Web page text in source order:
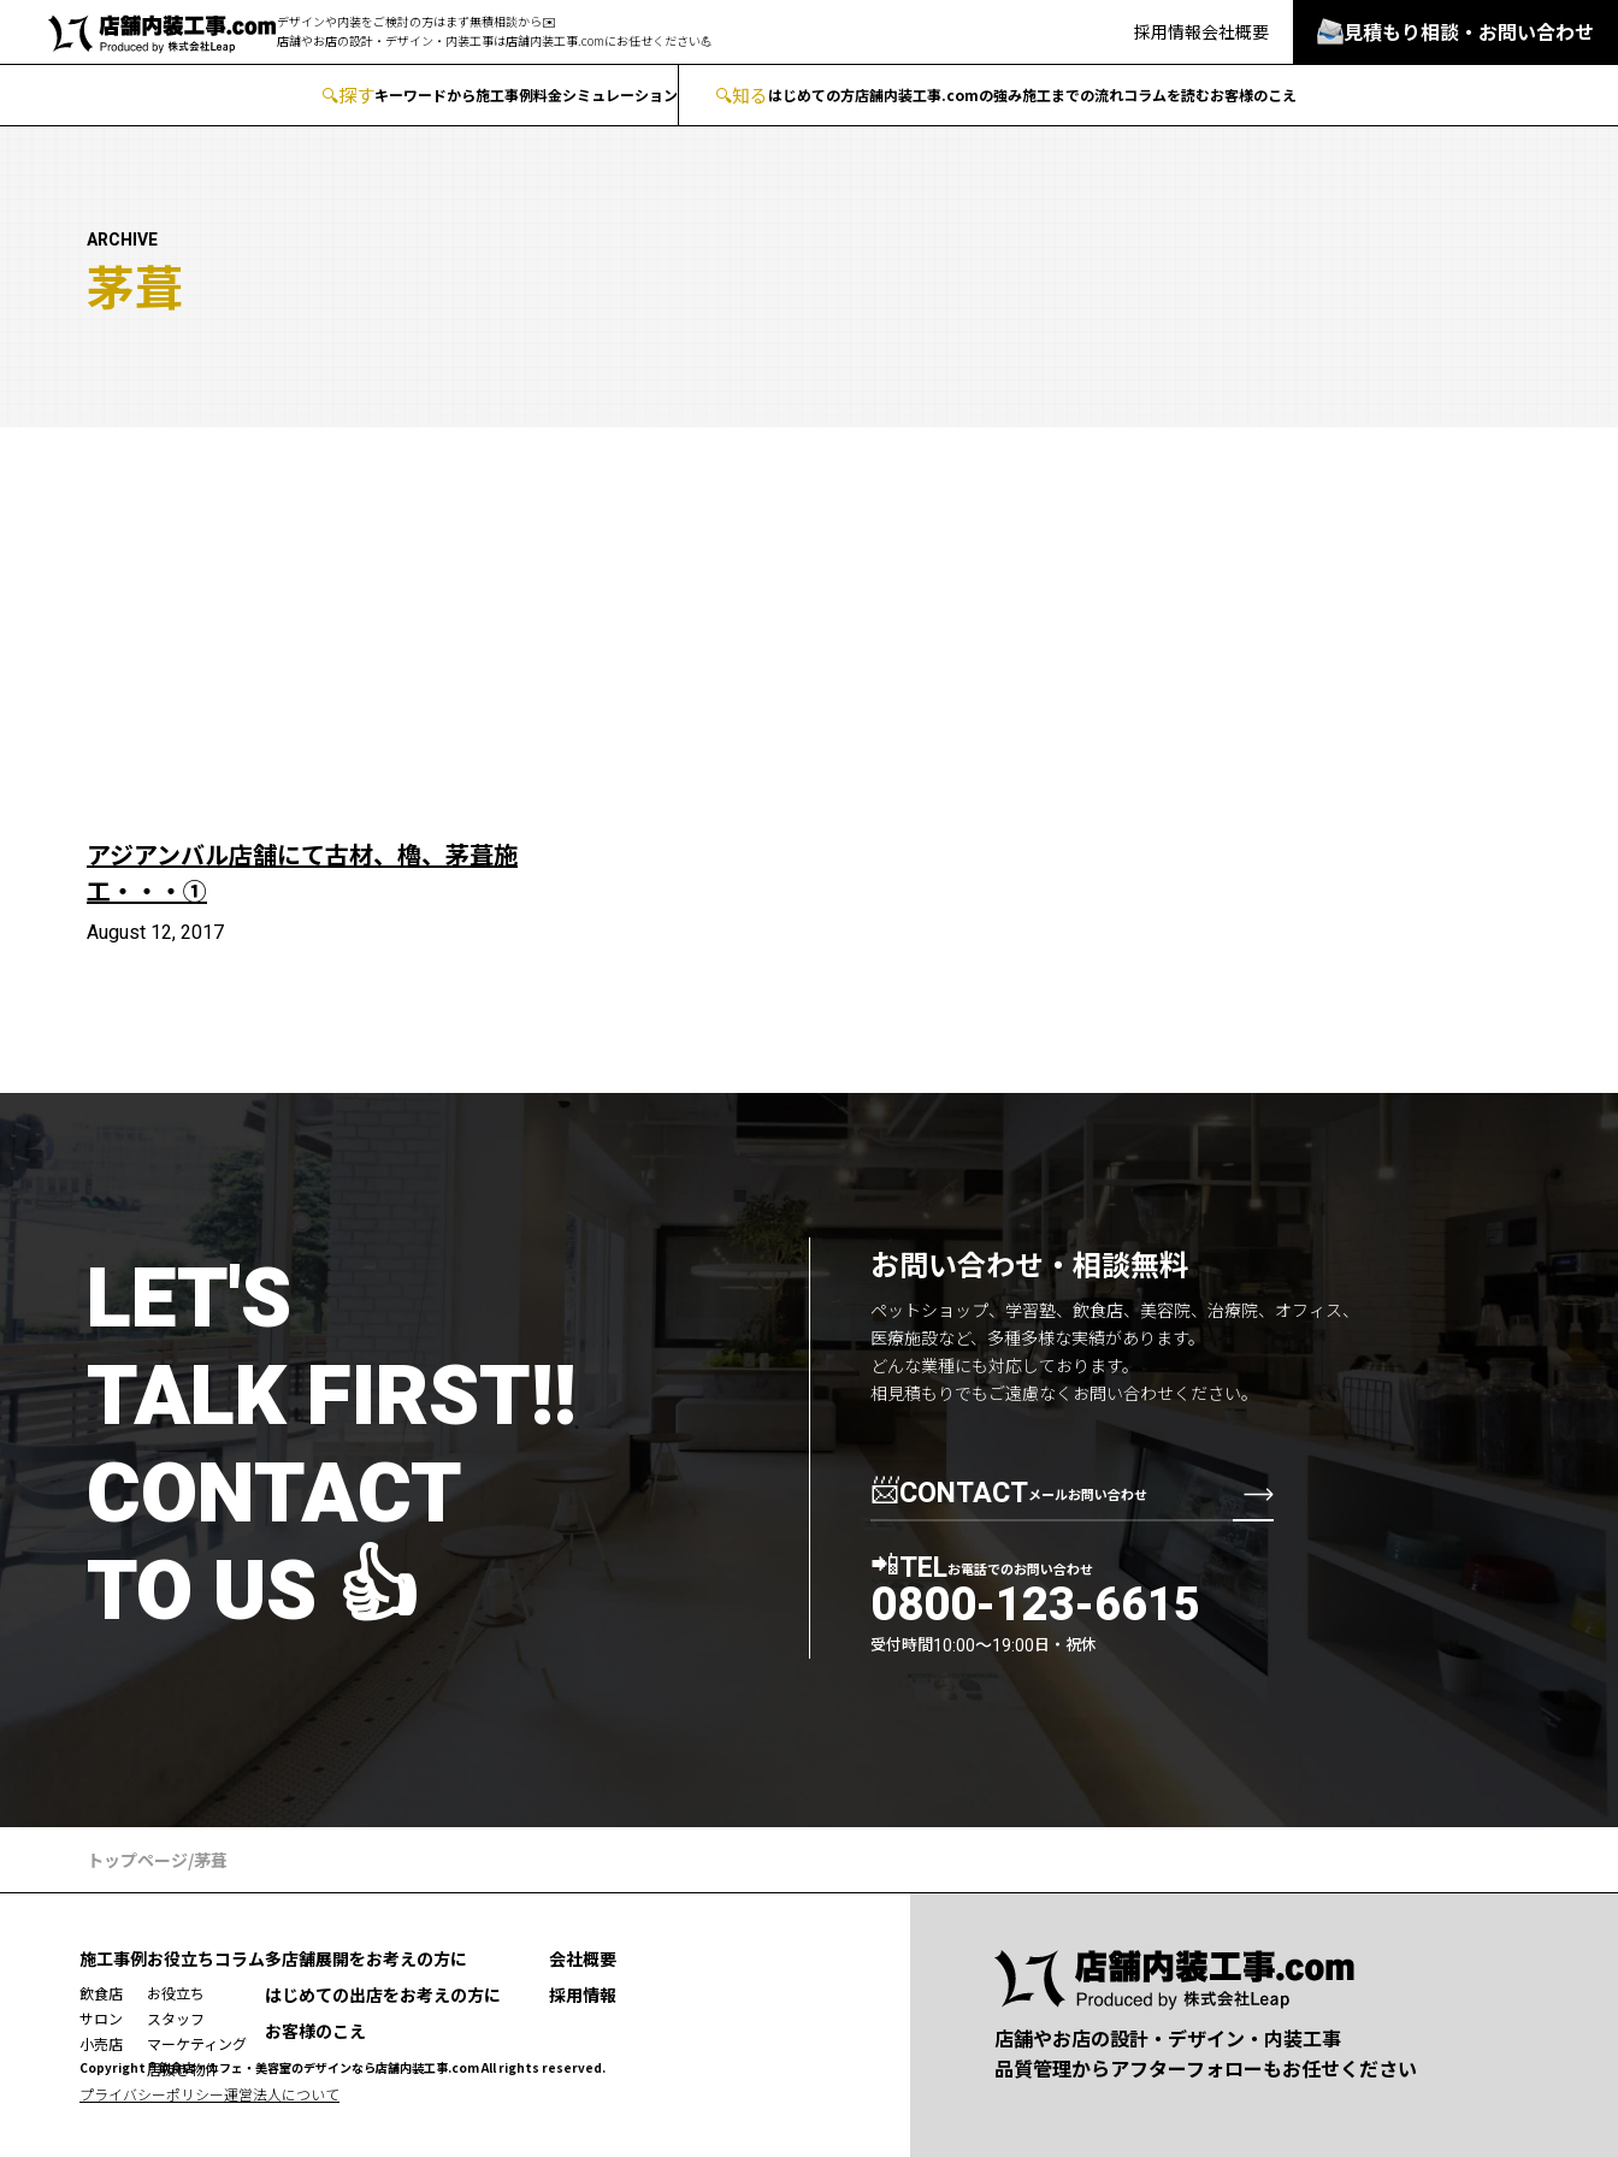
デザインや内装をご検討の方はまず無積相談から✉️
店舗やお店の設計・デザイン・内装工事は店舗内装工事.comにお任せください💪 採用情報会社概要 見積もり相談・お問い合わせ
🔍︎探すキーワードから施工事例料金シミュレーション 🔍知るはじめての方店舗内装工事.comの強み施工までの流れコラムを読むお客様のこえ
ARCHIVE
茅葺
アジアンバル店舗にて古材、櫓、茅葺施
工・・・①
August 12, 2017
LET'S
TALK FIRST!!
CONTACT
TO US 👍
お問い合わせ・相談無料
ペットショップ、学習塾、飲食店、美容院、治療院、オフィス、
医療施設など、多種多様な実績があります。
どんな業種にも対応しております。
相見積もりでもご遠慮なくお問い合わせください。
📨CONTACTメールお問い合わせ
📲TELお電話でのお問い合わせ
0800-123-6615
受付時間10:00〜19:00日・祝休
トップページ/茅葺
施工事例
飲食店
サロン
小売店
お役立ちコラム
お役立ち
スタッフ
マーケティング
居抜き物件
多店舗展開をお考えの方に
はじめての出店をお考えの方に
お客様のこえ
会社概要
採用情報
プライバシーポリシー運営法人について
Copyright ® 飲食店・カフェ・美容室のデザインなら店舗内装工事.com All rights reserved.
店舗やお店の設計・デザイン・内装工事
品質管理からアフターフォローもお任せください